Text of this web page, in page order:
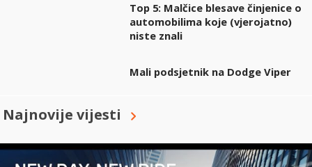
Top 5: Malčice blesave činjenice o
automobilima koje (vjerojatno)
niste znali
Mali podsjetnik na Dodge Viper
Najnovije vijesti